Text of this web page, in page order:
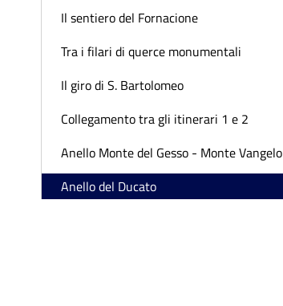
Il sentiero del Fornacione
Tra i filari di querce monumentali
Il giro di S. Bartolomeo
Collegamento tra gli itinerari 1 e 2
Anello Monte del Gesso - Monte Vangelo
Anello del Ducato